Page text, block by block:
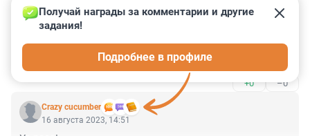
–0
Гость
+0 –0
Crazy cucumber
Получай награды за комментарии и другие
задания!
Подробнее в профиле
16 августа 2023, 14:51